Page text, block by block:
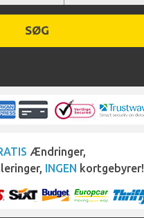
SØG
Ændringer,
INGEN kortgebyrer!